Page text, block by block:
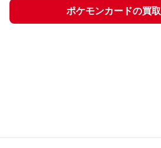
ポケモンカードの買